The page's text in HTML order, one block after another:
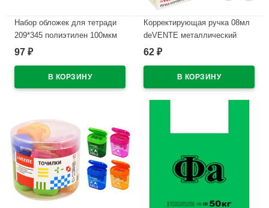
Набор обложек для тетради
209*345 полиэтилен 100мкм
10 штук в наборе арт Т100-10
97 ₽
Корректирующая ручка 08мл
deVENTE металлический
наконечник арт.4061108
62 ₽